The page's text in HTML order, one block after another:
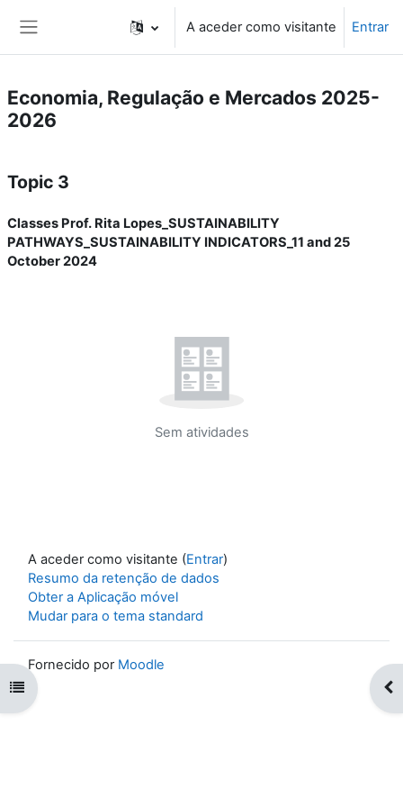
A aceder como visitante Entrar
Abrir índice da disciplina
Economia, Regulação e Mercados 2025-
2026
Topic 3
Classes Prof. Rita Lopes_SUSTAINABILITY
PATHWAYS_SUSTAINABILITY INDICATORS_11 and 25
October 2024
Sem atividades
A aceder como visitante (Entrar)
Resumo da retenção de dados
Obter a Aplicação móvel
Mudar para o tema standard
Fornecido por Moodle